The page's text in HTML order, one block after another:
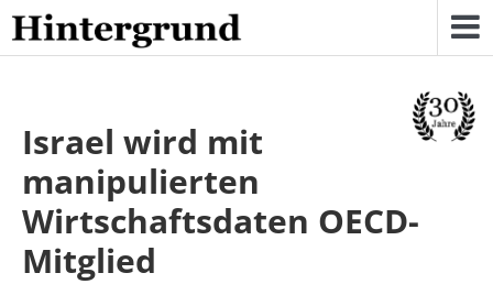
Skip
to
content
Israel wird mit
manipulierten
Wirtschaftsdaten OECD-
Mitglied